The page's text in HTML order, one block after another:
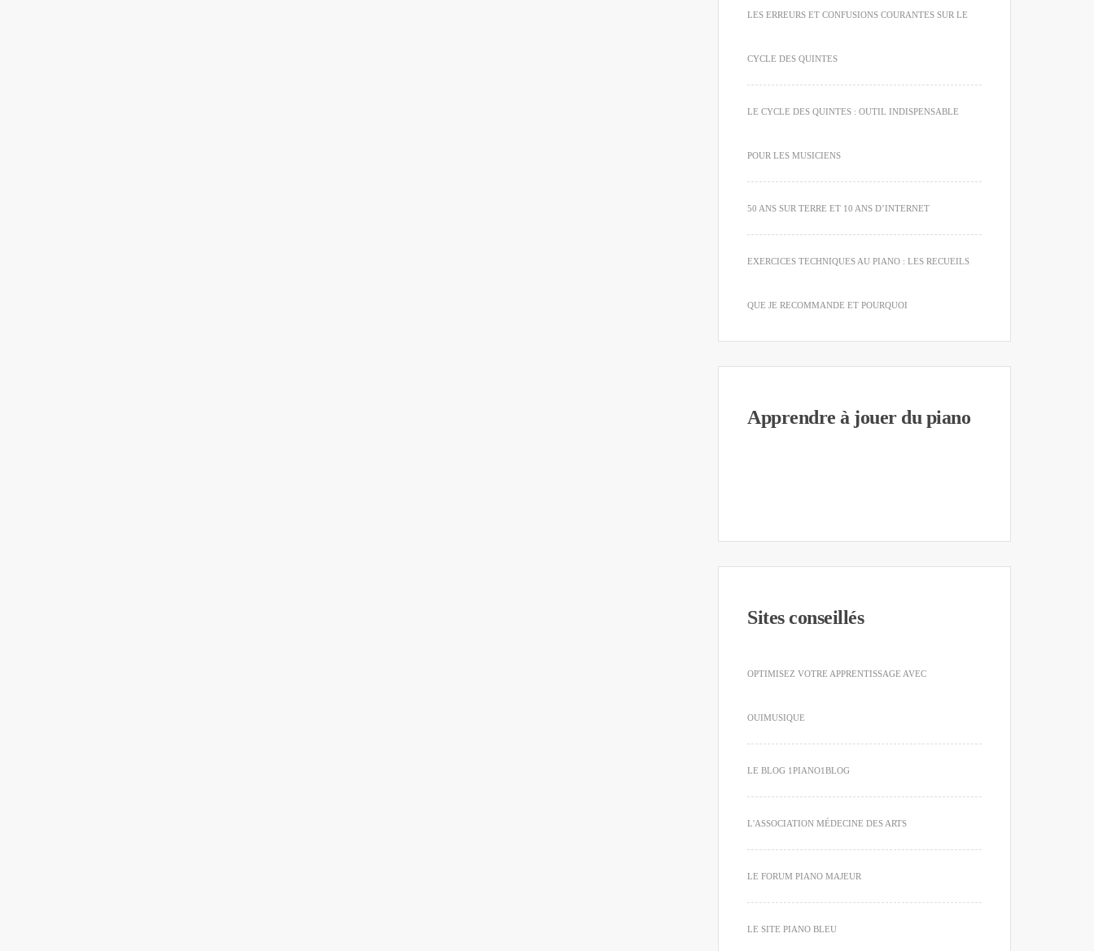
LES ERREURS ET CONFUSIONS COURANTES SUR LE
CYCLE DES QUINTES
LE CYCLE DES QUINTES : OUTIL INDISPENSABLE
POUR LES MUSICIENS
50 ANS SUR TERRE ET 10 ANS D’INTERNET
EXERCICES TECHNIQUES AU PIANO : LES RECUEILS
QUE JE RECOMMANDE ET POURQUOI
Apprendre à jouer du piano
Sites conseillés
OPTIMISEZ VOTRE APPRENTISSAGE AVEC
OUIMUSIQUE
LE BLOG 1PIANO1BLOG
L'ASSOCIATION MÉDECINE DES ARTS
LE FORUM PIANO MAJEUR
LE SITE PIANO BLEU